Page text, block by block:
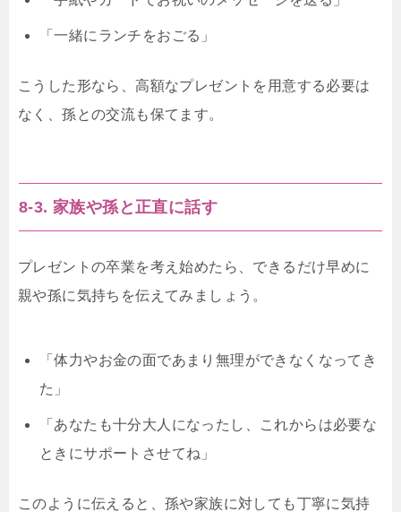
「一緒にランチをおごる」
こうした形なら、高額なプレゼントを用意する必要は
なく、孫との交流も保てます。
8-3. 家族や孫と正直に話す
プレゼントの卒業を考え始めたら、できるだけ早めに
親や孫に気持ちを伝えてみましょう。
「体力やお金の面であまり無理ができなくなってき
た」
「あなたも十分大人になったし、これからは必要な
ときにサポートさせてね」
このように伝えると、孫や家族に対しても丁寧に気持